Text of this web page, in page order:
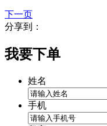
下一页
分享到：
我要下单
姓名
手机